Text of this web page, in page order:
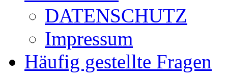
DATENSCHUTZ
Impressum
Häufig gestellte Fragen